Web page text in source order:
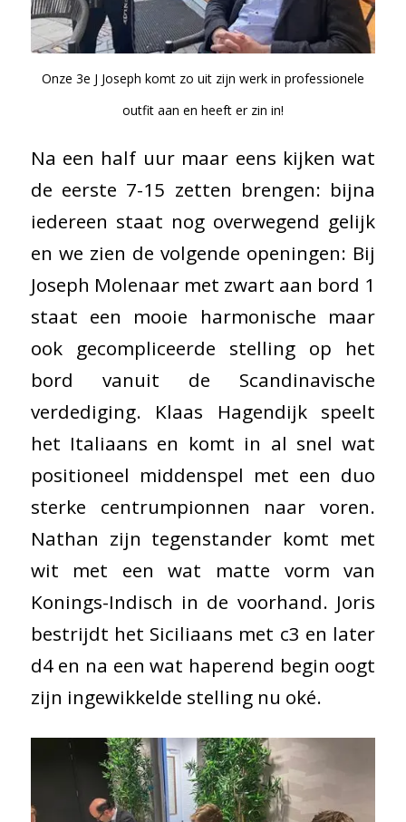
Onze 3e J Joseph komt zo uit zijn werk in professionele
outfit aan en heeft er zin in!
Na een half uur maar eens kijken wat
de eerste 7-15 zetten brengen: bijna
iedereen staat nog overwegend gelijk
en we zien de volgende openingen: Bij
Joseph Molenaar met zwart aan bord 1
staat een mooie harmonische maar
ook gecompliceerde stelling op het
bord vanuit de Scandinavische
verdediging. Klaas Hagendijk speelt
het Italiaans en komt in al snel wat
positioneel middenspel met een duo
sterke centrumpionnen naar voren.
Nathan zijn tegenstander komt met
wit met een wat matte vorm van
Konings-Indisch in de voorhand. Joris
bestrijdt het Siciliaans met c3 en later
d4 en na een wat haperend begin oogt
zijn ingewikkelde stelling nu oké.